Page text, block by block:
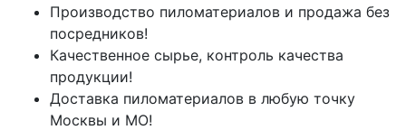
Производство пиломатериалов и продажа без
посредников!
Качественное сырье, контроль качества
продукции!
Доставка пиломатериалов в любую точку
Москвы и МО!